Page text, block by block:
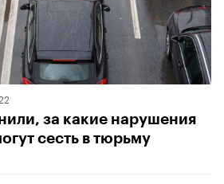
за какие нарушения
сесть в тюрьму